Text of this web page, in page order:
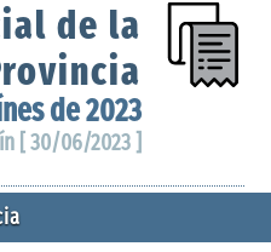
de la
de 2023
[ 30/06/2023 ]